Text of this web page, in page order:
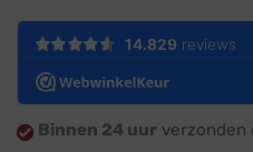
Binnen 24 uur verzonden